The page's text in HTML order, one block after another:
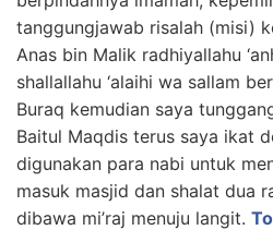
tanggungjawab risalah (misi)
Anas bin Malik radhiyallahu
shallallahu ‘alaihi wa sallam
Buraq kemudian saya
Baitul Maqdis terus saya ikat
digunakan para nabi untuk
masuk masjid dan shalat dua
dibawa mi’raj menuju langit.